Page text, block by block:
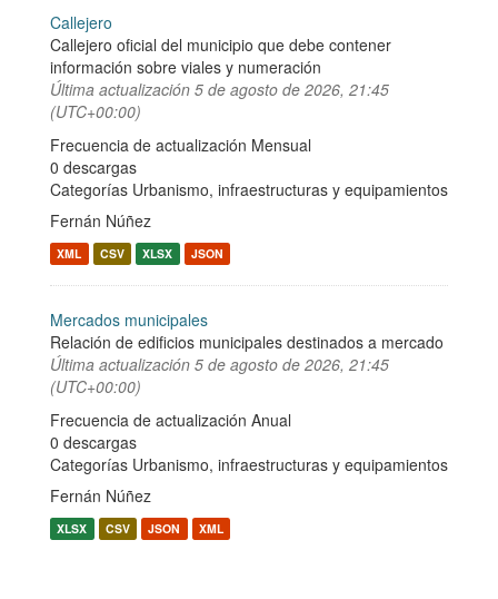
Callejero
Callejero oficial del municipio que debe contener
información sobre viales y numeración
Última actualización 5 de agosto de 2026, 21:45
(UTC+00:00)
Frecuencia de actualización Mensual
0 descargas
Categorías Urbanismo, infraestructuras y equipamientos
Fernán Núñez
XML CSV XLSX JSON
Mercados municipales
Relación de edificios municipales destinados a mercado
Última actualización 5 de agosto de 2026, 21:45
(UTC+00:00)
Frecuencia de actualización Anual
0 descargas
Categorías Urbanismo, infraestructuras y equipamientos
Fernán Núñez
XLSX CSV JSON XML